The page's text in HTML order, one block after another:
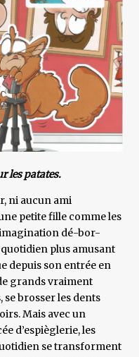
les patates.
ni aucun ami
petite fille comme les
imagination dé-bor-
plus amusant
depuis son entrée en
grands vraiment
se brosser les dents
Mais avec un
d’espièglerie, les
se transforment